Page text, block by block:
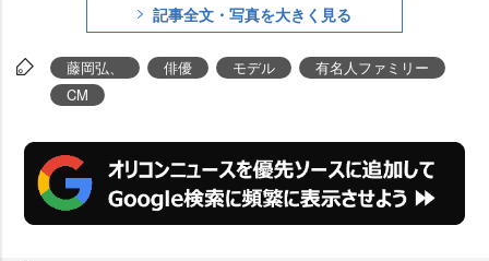
記事全文・写真を大きく見る
藤岡弘、 俳優 モデル
有名人ファミリー
CM